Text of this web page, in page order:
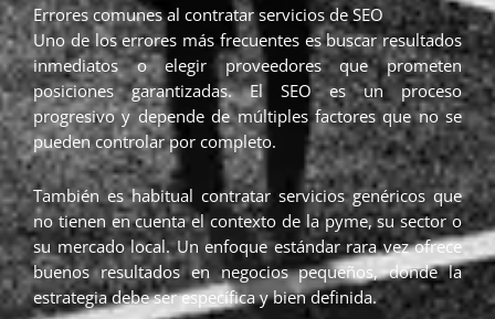
Errores comunes al contratar servicios de SEO
Uno de los errores más frecuentes es buscar resultados
inmediatos o elegir proveedores que prometen
posiciones garantizadas. El SEO es un proceso
progresivo y depende de múltiples factores que no se
pueden controlar por completo.
También es habitual contratar servicios genéricos que
no tienen en cuenta el contexto de la pyme, su sector o
su mercado local. Un enfoque estándar rara vez ofrece
buenos resultados en negocios pequeños, donde la
estrategia debe ser específica y bien definida.